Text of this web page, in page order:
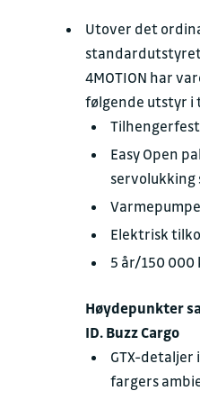
Utover det
standardutstyret
4MOTION har
følgende utstyr i
Easy Open
Varmepumpe
Elektrisk
5 år/150 000
Høydepunkter
ID. Buzz Cargo
GTX-detaljer
fargers